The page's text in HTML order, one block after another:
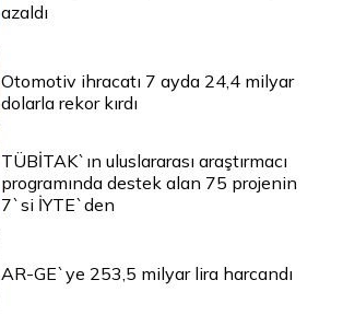
azaldı
Otomotiv ihracatı 7 ayda 24,4 milyar
dolarla rekor kırdı
TÜBİTAK`ın uluslararası araştırmacı
programında destek alan 75 projenin
7`si İYTE`den
AR-GE`ye 253,5 milyar lira harcandı